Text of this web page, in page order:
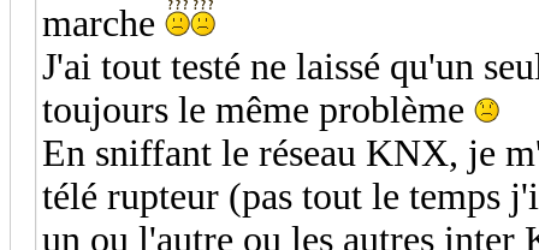
marche
J'ai tout testé ne laissé qu'un
toujours le même problème
En sniffant le réseau KNX, je
télé rupteur (pas tout le temps
un ou l'autre ou les autres